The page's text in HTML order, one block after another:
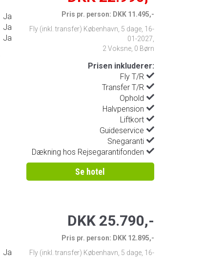
Ja
Ja
Ja
Pris pr. person: DKK 11.495,-
Fly (inkl. transfer) København 5 dage 16-
01-2027
2 Voksne, 0 Børn
Prisen inkluderer:
Fly T/R
Transfer T/R
Ophold
Halvpension
Liftkort
Guideservice
Snegaranti
Dækning hos Rejsegarantifonden
Se hotel
Ja
DKK 25.790,-
Pris pr. person: DKK 12.895,-
Fly (inkl. transfer) København 5 dage 16-